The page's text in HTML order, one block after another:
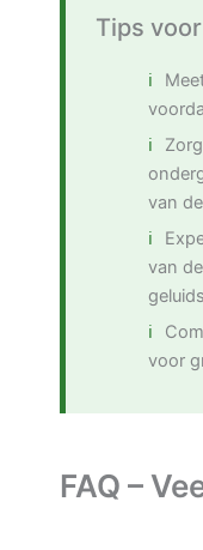
Tips
van
van
voor
FAQ –